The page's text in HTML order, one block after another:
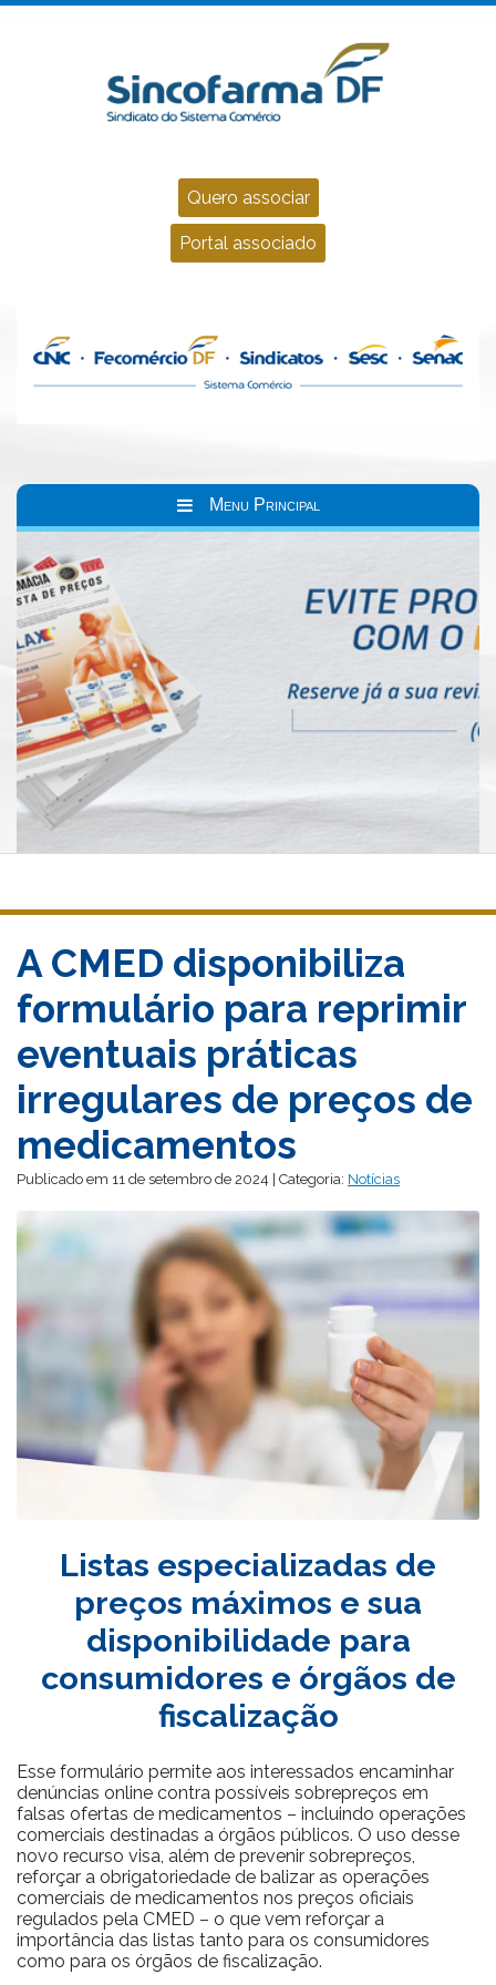
Quero associar
Portal associado
Menu Principal
A CMED disponibiliza
formulário para reprimir
eventuais práticas
irregulares de preços de
medicamentos
Publicado em 11 de setembro de 2024 | Categoria: Notícias
Listas especializadas de
preços máximos e sua
disponibilidade para
consumidores e órgãos de
fiscalização
Esse formulário permite aos interessados encaminhar
denúncias online contra possíveis sobrepreços em
falsas ofertas de medicamentos – incluindo operações
comerciais destinadas a órgãos públicos. O uso desse
novo recurso visa, além de prevenir sobrepreços,
reforçar a obrigatoriedade de balizar as operações
comerciais de medicamentos nos preços oficiais
regulados pela CMED – o que vem reforçar a
importância das listas tanto para os consumidores
como para os órgãos de fiscalização.